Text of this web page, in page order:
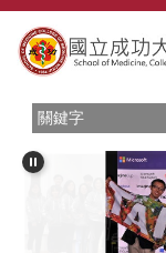
跳
到
主
區